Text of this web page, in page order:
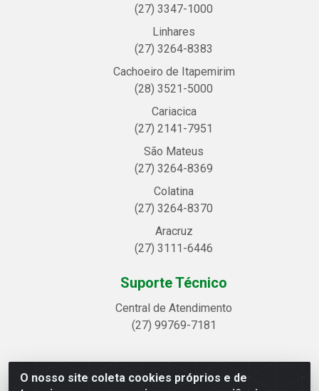
O nosso site coleta cookies próprios e de
(27) 3347-1000
Linhares
(27) 3264-8383
Cachoeiro de Itapemirim
(28) 3521-5000
Cariacica
(27) 2141-7951
São Mateus
(27) 3264-8369
Colatina
(27) 3264-8370
Aracruz
(27) 3111-6446
Suporte Técnico
Central de Atendimento
(27) 99769-7181
Linhavix Distribuidora LTDA - Avenida Alegre, 2521 -